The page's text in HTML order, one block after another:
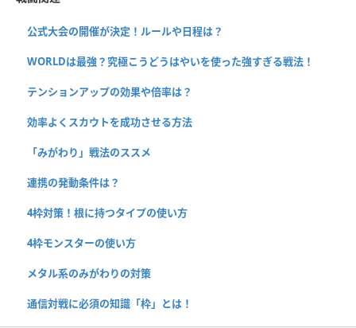
公式大会の開催が決定！ルールや日程は？
WORLDは最強？究極こうどうはやいを使った強すぎる戦法！
テンションアップの効果や倍率は？
効率よくスカウトを成功させる方法
「みがわり」戦法のススメ
連携の発動条件は？
4枠対策！根に持つタイプの使い方
4枠モンスターの使い方
メタル系のみがわりの対策
通信対戦に必須の知識「枠」とは！